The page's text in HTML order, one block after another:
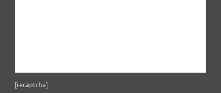
[recaptcha]